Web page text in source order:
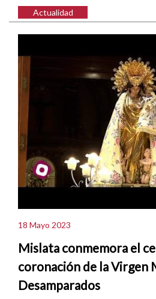
Actualidad
18 Mayo 2023
Mislata conmemora el
coronación de la Virgen
Desamparados